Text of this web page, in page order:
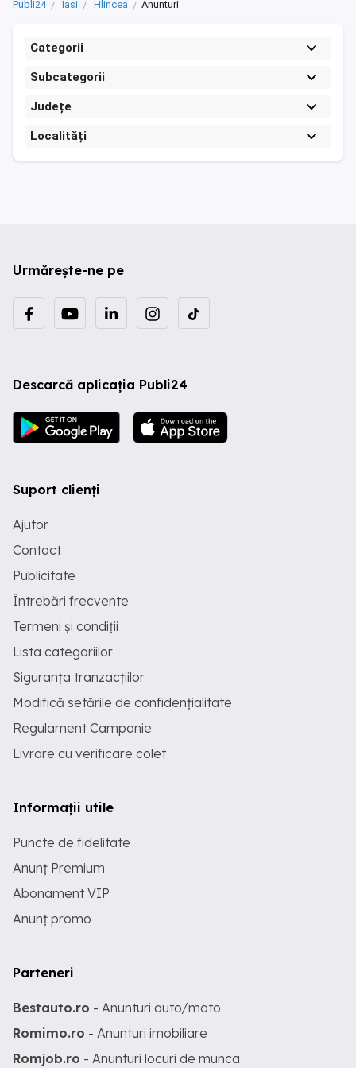
Publi24 Iasi Hlincea Anunturi
Categorii
Subcategorii
Județe
Localități
Urmărește-ne pe
Descarcă aplicația Publi24
Suport clienți
Ajutor
Contact
Publicitate
Întrebări frecvente
Termeni și condiții
Lista categoriilor
Siguranța tranzacțiilor
Modifică setările de confidențialitate
Regulament Campanie
Livrare cu verificare colet
Informații utile
Puncte de fidelitate
Anunț Premium
Abonament VIP
Anunț promo
Parteneri
Bestauto.ro - Anunturi auto/moto
Romimo.ro - Anunturi imobiliare
Romjob.ro - Anunturi locuri de munca